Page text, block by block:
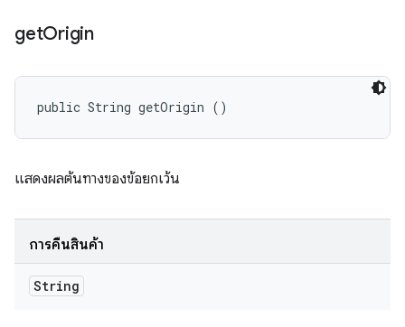
getOrigin
public String getOrigin ()
แสดงผลต้นทางของข้อยกเว้น
การคืนสินค้า
String